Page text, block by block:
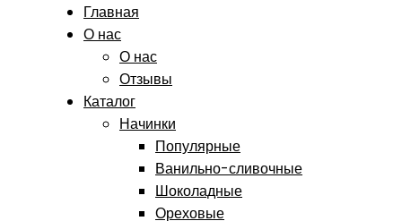
Главная
О нас
О нас
Отзывы
Каталог
Начинки
Популярные
Ванильно-сливочные
Шоколадные
Ореховые